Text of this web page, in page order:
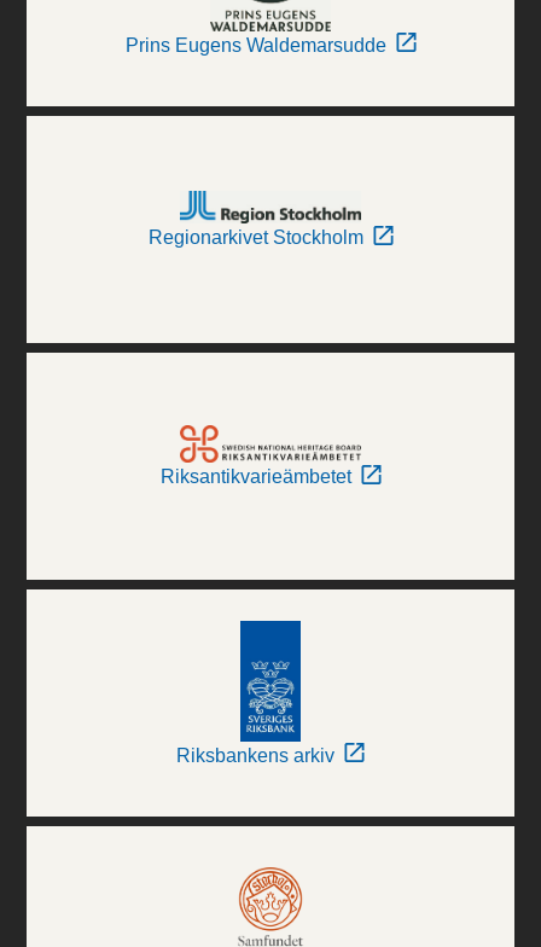
Prins Eugens Waldemarsudde
Regionarkivet Stockholm
Riksantikvarieämbetet
Riksbankens arkiv